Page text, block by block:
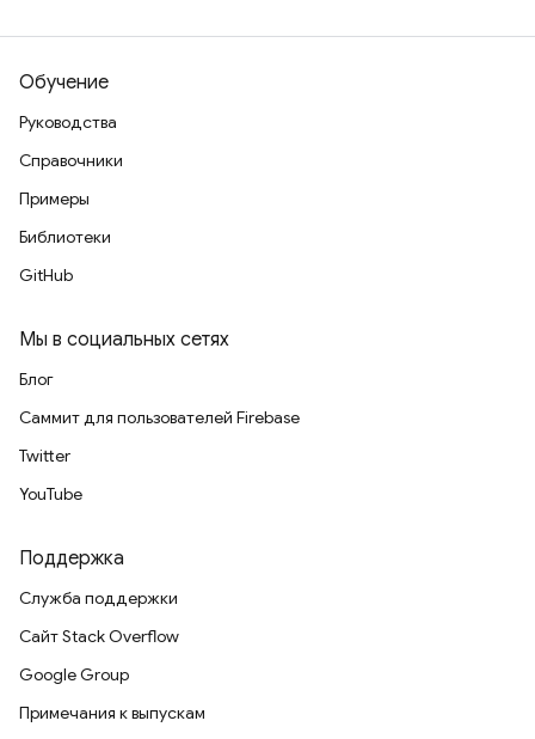
Обучение
Руководства
Справочники
Примеры
Библиотеки
GitHub
Мы в социальных сетях
Блог
Саммит для пользователей Firebase
Twitter
YouTube
Поддержка
Служба поддержки
Сайт Stack Overflow
Google Group
Примечания к выпускам